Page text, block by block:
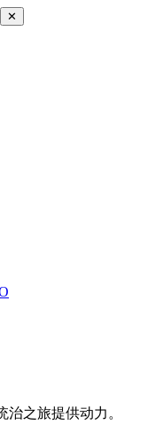
✕
之旅提供动力。